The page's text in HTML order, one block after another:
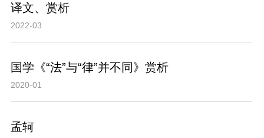
译文、赏析
2022-03
国学《“法”与“律”并不同》赏析
2020-01
孟轲